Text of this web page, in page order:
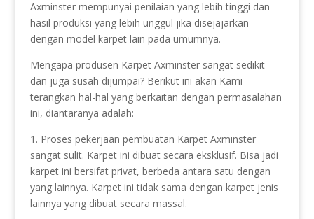
Axminster mempunyai penilaian yang lebih tinggi dan
hasil produksi yang lebih unggul jika disejajarkan
dengan model karpet lain pada umumnya.
Mengapa produsen Karpet Axminster sangat sedikit
dan juga susah dijumpai? Berikut ini akan Kami
terangkan hal-hal yang berkaitan dengan permasalahan
ini, diantaranya adalah:
1. Proses pekerjaan pembuatan Karpet Axminster
sangat sulit. Karpet ini dibuat secara eksklusif. Bisa jadi
karpet ini bersifat privat, berbeda antara satu dengan
yang lainnya. Karpet ini tidak sama dengan karpet jenis
lainnya yang dibuat secara massal.